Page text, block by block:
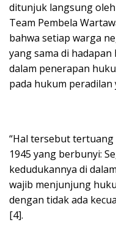
ditunjuk langsung
Team Pembela
bahwa setiap warga
yang sama di
dalam penerapan
pada hukum peradilan
“Hal tersebut tertuang
1945 yang berbunyi:
kedudukannya di
wajib menjunjung
dengan tidak ada
[4].